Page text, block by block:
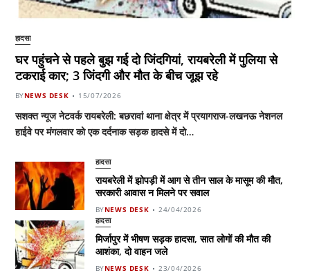
हादसा
घर पहुंचने से पहले बुझ गई दो जिंदगियां, रायबरेली में पुलिया से
टकराई कार; 3 जिंदगी और मौत के बीच जूझ रहे
BYNEWS DESK 15/07/2026
सशक्त न्यूज नेटवर्क रायबरेली: बछरावां थाना क्षेत्र में प्रयागराज-लखनऊ नेशनल
हाईवे पर मंगलवार को एक दर्दनाक सड़क हादसे में दो…
हादसा
रायबरेली में झोपड़ी में आग से तीन साल के मासूम की मौत,
सरकारी आवास न मिलने पर सवाल
BYNEWS DESK 24/04/2026
हादसा
मिर्जापुर में भीषण सड़क हादसा, सात लोगों की मौत की
आशंका, दो वाहन जले
BYNEWS DESK 23/04/2026